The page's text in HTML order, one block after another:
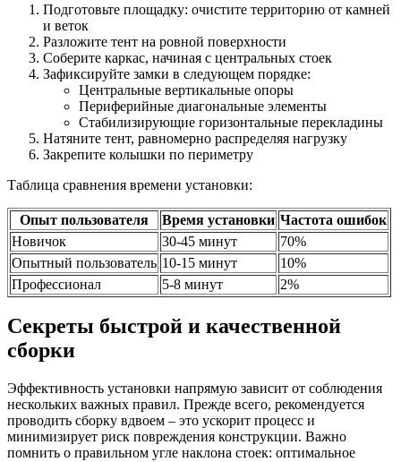
Подготовьте площадку: очистите территорию от камней
и веток
Разложите тент на ровной поверхности
Соберите каркас, начиная с центральных стоек
Зафиксируйте замки в следующем порядке:
Центральные вертикальные опоры
Периферийные диагональные элементы
Стабилизирующие горизонтальные перекладины
Натяните тент, равномерно распределяя нагрузку
Закрепите колышки по периметру
Таблица сравнения времени установки:
Опыт пользователя Время установки Частота ошибок
Новичок
30-45 минут
70%
Опытный пользователь 10-15 минут
10%
Профессионал
5-8 минут 2%
Секреты быстрой и качественной
сборки
Эффективность установки напрямую зависит от соблюдения
нескольких важных правил. Прежде всего, рекомендуется
проводить сборку вдвоем – это ускорит процесс и
минимизирует риск повреждения конструкции. Важно
помнить о правильном угле наклона стоек: оптимальное